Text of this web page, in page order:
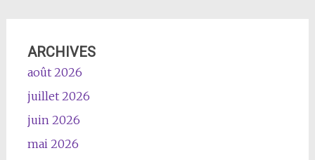
ARCHIVES
août 2026
juillet 2026
juin 2026
mai 2026